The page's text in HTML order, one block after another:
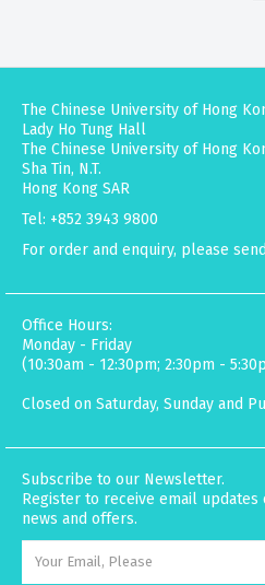
The Chinese University of Hong
Lady Ho Tung Hall
The Chinese University of Hong
Sha Tin, N.T.
Hong Kong SAR
Tel: +852 3943 9800
For order and enquiry, please
Office Hours:
Monday - Friday
(10:30am - 12:30pm; 2:30pm -
Closed on Saturday, Sunday and
Subscribe to our Newsletter.
Register to receive email
news and offers.